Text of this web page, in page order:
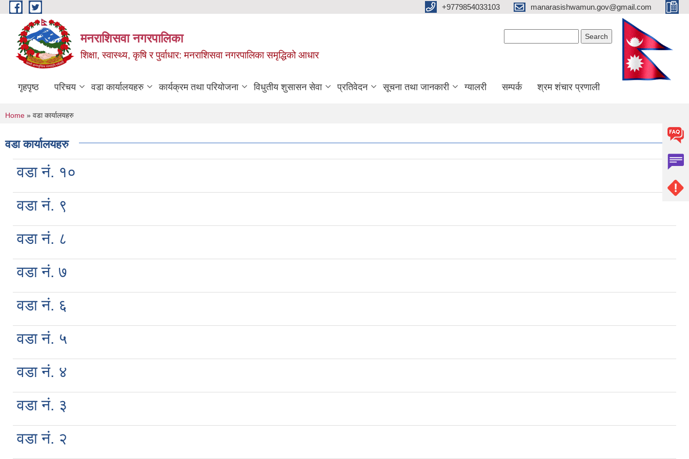
Skip to main content +9779854033103 manarasishwamun.gov@gmail.com
मनराशिसवा नगरपालिका
शिक्षा, स्वास्थ्य, कृषि र पुर्वाधार: मनराशिसवा नगरपालिका समृद्धिको आधार
गृहपृष्ठ परिचय वडा कार्यालयहरु कार्यक्रम तथा परियोजना विधुतीय शुसासन सेवा प्रतिवेदन सूचना तथा जानकारी ग्यालरी सम्पर्क श्रम शंचार प्रणाली
You are here
Home » वडा कार्यालयहरु
वडा कार्यालयहरु
वडा नं. १०
वडा नं. ९
वडा नं. ८
वडा नं. ७
वडा नं. ६
वडा नं. ५
वडा नं. ४
वडा नं. ३
वडा नं. २